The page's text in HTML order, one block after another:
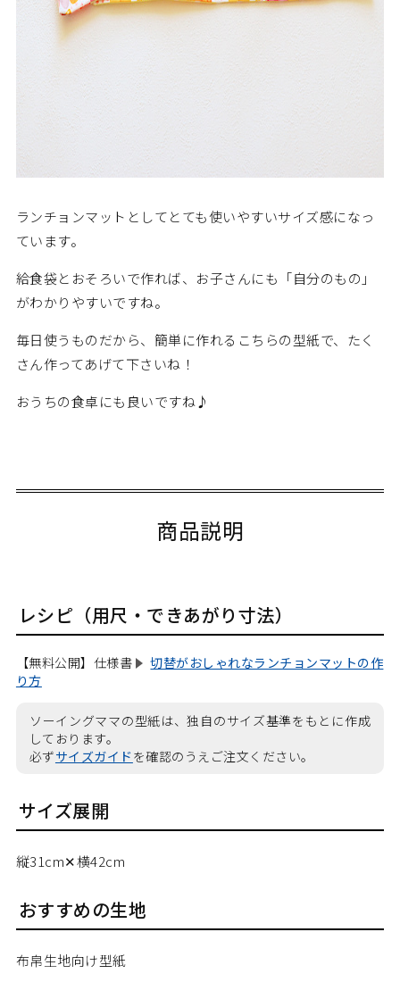
ランチョンマットとしてとても使いやすいサイズ感になっ
ています。
給食袋とおそろいで作れば、お子さんにも「自分のもの」
がわかりやすいですね。
毎日使うものだから、簡単に作れるこちらの型紙で、たく
さん作ってあげて下さいね！
おうちの食卓にも良いですね♪
商品説明
レシピ（用尺・できあがり寸法）
【無料公開】仕様書
切替がおしゃれなランチョンマットの作
り方
ソーイングママの型紙は、独自のサイズ基準をもとに作成
しております。
必ずサイズガイドを確認のうえご注文ください。
サイズ展開
縦31cm✕横42cm
おすすめの生地
布帛生地向け型紙